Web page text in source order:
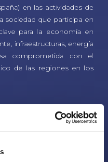
en las actividades de
sociedad que participa en
para la economía en
infraestructuras, energía
comprometida con el
de las regiones en los